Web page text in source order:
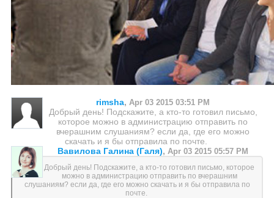
rimsha, Apr 03 2015 03:51 PM
Добрый день! Подскажите, а кто-то готовил письмо,
которое можно в администрацию отправить по
вчерашним слушаниям? если да, где его можно
скачать и я бы отправила по почте.
Вавилова Галина (Галя), Apr 03 2015 05:57 PM
Добрый день! Подскажите, а кто-то готовил письмо, которое
можно в администрацию отправить по вчерашним
слушаниям? если да, где его можно скачать и я бы отправила по
почте.